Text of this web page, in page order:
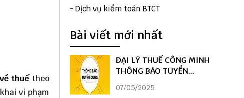
thuế theo
vi phạm
- Dịch vụ kiểm toán BTCT
Bài viết mới nhất
ĐẠI LÝ THUẾ CÔNG MINH
THÔNG BÁO TUYỂN
DỤNG
07/05/2025